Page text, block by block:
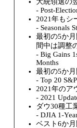
- Post-
2021年もシ
- Seasonals
最初の5か
間中は調整
- Big Gains
Months
最初の5か
- Top 20
2021年のア
- 2021
ダウ30種工
- DJIA 1-
ベスト6か